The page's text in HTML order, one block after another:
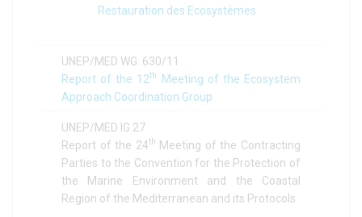
Restauration des Ecosystèmes
UNEP/MED WG. 630/11
Report of the 12th
Meeting of the Ecosystem
Approach Coordination Group
UNEP/MED IG.27
Report of the 24th Meeting of the Contracting
Parties to the Convention for the Protection of
the Marine Environment and the Coastal
Region of the Mediterranean and its Protocols